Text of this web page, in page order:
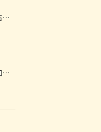
【札幌最安値！】砕石引きまでお任せください｜見積無料
【札幌最安値！】些細なことでもご相談ください！｜見積無料